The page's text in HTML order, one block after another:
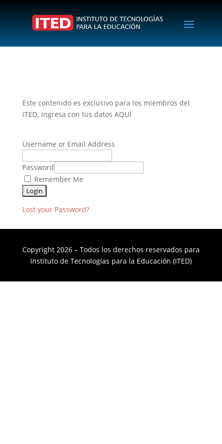
Este contenido es exclusivo para los miembros del
ITED. Ingresa con tus datos AQUÍ
Username or Email Address
Password
Remember Me
Lost your Password?
Copyright 2026 – Todos los derechos reservados para
Instituto de Tecnologías para la Educación (ITED)